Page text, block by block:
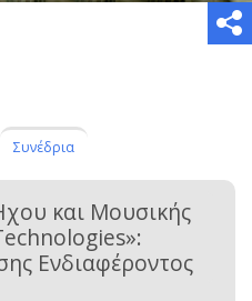
Συνέδρια
και Μουσικής
Ενδιαφέροντος